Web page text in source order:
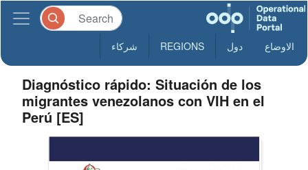
الاوضاع دول REGIONS شركاء
Diagnóstico rápido: Situación de los
migrantes venezolanos con VIH en el
Perú [ES]